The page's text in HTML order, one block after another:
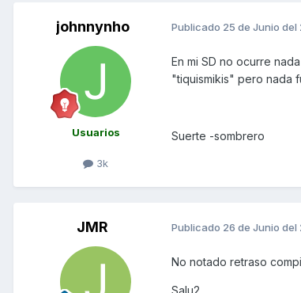
johnnynho
Usuarios
3k
Publicado 25 de Junio del
En mi SD no ocurre
"tiquismikis" pero nada
Suerte -sombrero
JMR Publicado 26 de Junio del
No notado retraso
Salu2